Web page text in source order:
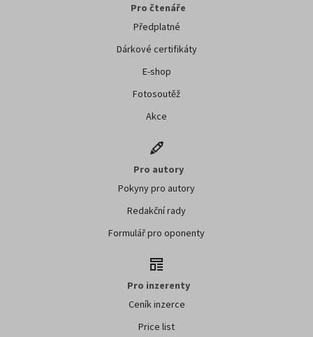
Pro čtenáře
Předplatné
Dárkové certifikáty
E-shop
Fotosoutěž
Akce
Pro autory
Pokyny pro autory
Redakční rady
Formulář pro oponenty
Pro inzerenty
Ceník inzerce
Price list